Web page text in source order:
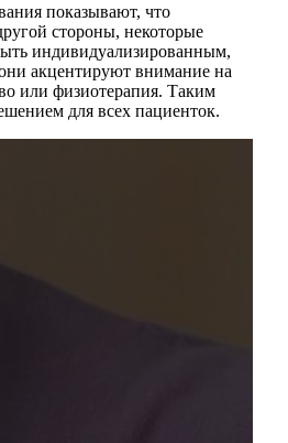
показывают, что
стороны, некоторые
индивидуализированным,
акцентируют внимание на
или физиотерапия. Таким
для всех пациенток.